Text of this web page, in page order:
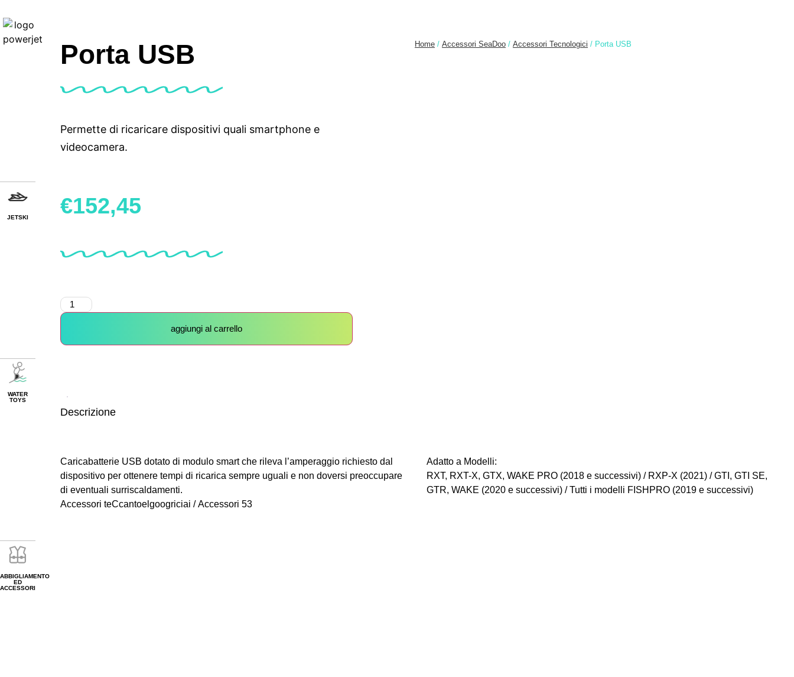
JETSKI
WATER
TOYS
ABBIGLIAMENTO
ED
ACCESSORI
Porta USB
Permette di ricaricare dispositivi quali smartphone e
videocamera.
€152,45
aggiungi al carrello
Home / Accessori SeaDoo / Accessori Tecnologici / Porta USB
Descrizione
Caricabatterie USB dotato di modulo smart che rileva l’amperaggio richiesto dal
dispositivo per ottenere tempi di ricarica sempre uguali e non doversi preoccupare
di eventuali surriscaldamenti.
Accessori teCcantoelgoogriciai / Accessori 53
Adatto a Modelli:
RXT, RXT-X, GTX, WAKE PRO (2018 e successivi) / RXP-X (2021) / GTI, GTI SE,
GTR, WAKE (2020 e successivi) / Tutti i modelli FISHPRO (2019 e successivi)